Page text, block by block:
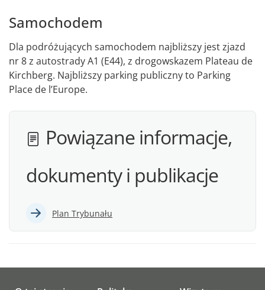
Samochodem
Dla podróżujących samochodem najbliższy jest zjazd
nr 8 z autostrady A1 (E44), z drogowskazem Plateau de
Kirchberg. Najbliższy parking publiczny to Parking
Place de l’Europe.
Powiązane informacje,
dokumenty i publikacje
Plan Trybunału